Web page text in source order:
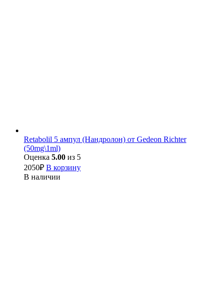
Retabolil 5 ампул (Нандролон) от Gedeon Richter
(50mg\1ml)
Оценка 5.00 из 5
2050₽ В корзину
В наличии